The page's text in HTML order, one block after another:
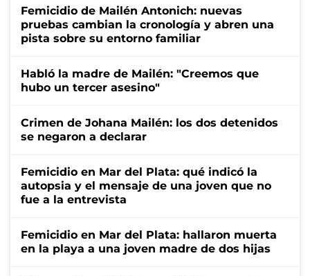
Femicidio de Mailén Antonich: nuevas
pruebas cambian la cronología y abren una
pista sobre su entorno familiar
Habló la madre de Mailén: "Creemos que
hubo un tercer asesino"
Crimen de Johana Mailén: los dos detenidos
se negaron a declarar
Femicidio en Mar del Plata: qué indicó la
autopsia y el mensaje de una joven que no
fue a la entrevista
Femicidio en Mar del Plata: hallaron muerta
en la playa a una joven madre de dos hijas